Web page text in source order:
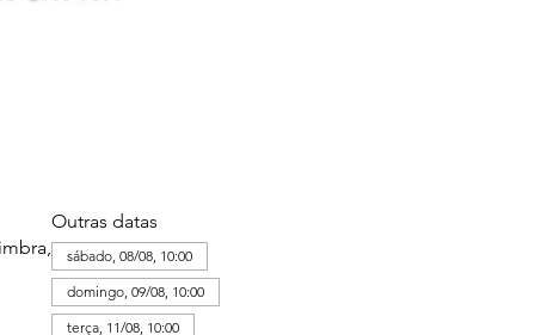
Outras datas
sábado, 08/08, 10:00
domingo, 09/08, 10:00
terça, 11/08, 10:00